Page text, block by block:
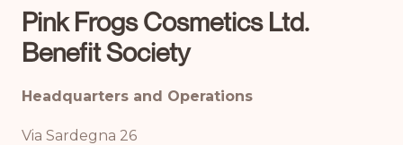
Pink Frogs Cosmetics Ltd.
Benefit Society
Headquarters and Operations
Via Sardegna 26